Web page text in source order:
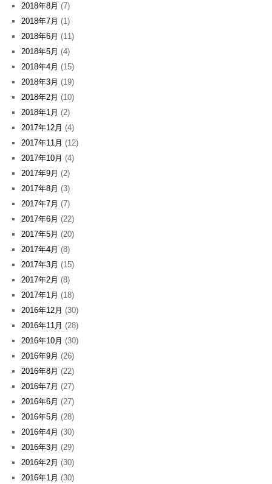
2018年8月 (7)
2018年7月 (1)
2018年6月 (11)
2018年5月 (4)
2018年4月 (15)
2018年3月 (19)
2018年2月 (10)
2018年1月 (2)
2017年12月 (4)
2017年11月 (12)
2017年10月 (4)
2017年9月 (2)
2017年8月 (3)
2017年7月 (7)
2017年6月 (22)
2017年5月 (20)
2017年4月 (8)
2017年3月 (15)
2017年2月 (8)
2017年1月 (18)
2016年12月 (30)
2016年11月 (28)
2016年10月 (30)
2016年9月 (26)
2016年8月 (22)
2016年7月 (27)
2016年6月 (27)
2016年5月 (28)
2016年4月 (30)
2016年3月 (29)
2016年2月 (30)
2016年1月 (30)